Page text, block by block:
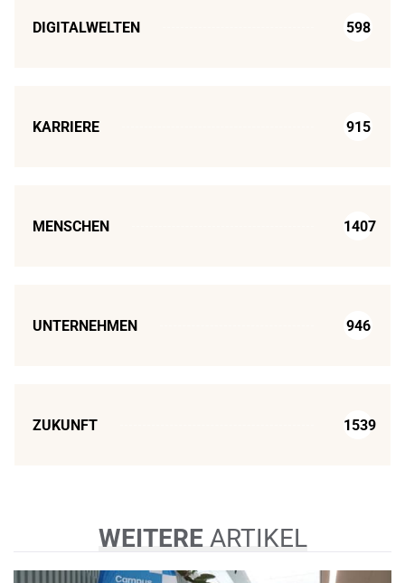
DIGITALWELTEN 598
KARRIERE 915
MENSCHEN 1407
UNTERNEHMEN 946
ZUKUNFT 1539
WEITEREARTIKEL